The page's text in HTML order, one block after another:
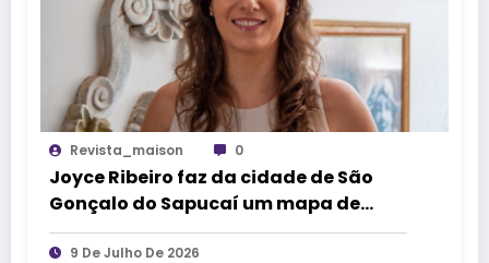
Revista_maison 0
Joyce Ribeiro faz da cidade de São
Gonçalo do Sapucaí um mapa de
causos, memórias e arte
9 De Julho De 2026